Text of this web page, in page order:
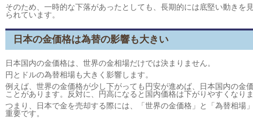
そのため、一時的な下落があったとしても、長期的には底堅い動きを
られています。
日本の金価格は為替の影響も大きい
日本国内の金価格は、世界の金相場だけでは決まりません。
円とドルの為替相場も大きく影響します。
例えば、世界の金価格が少し下がっても円安が進めば、日本国内の金
ことがあります。反対に、円高になると国内価格は下がりやすくなりま
つまり、日本で金を売却する際には、「世界の金価格」と「為替相場
重要です。